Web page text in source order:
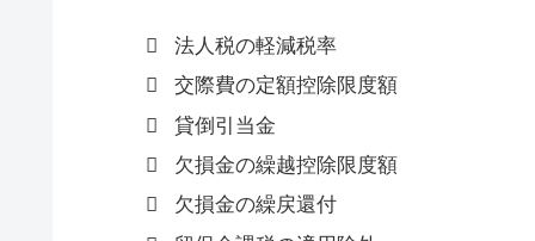
法人税の軽減税率
交際費の定額控除限度額
貸倒引当金
欠損金の繰越控除限度額
欠損金の繰戻還付